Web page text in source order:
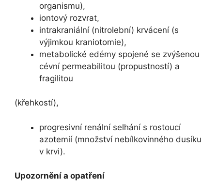
organismu),
iontový rozvrat,
intrakraniální (nitrolební) krvácení (s
výjimkou kraniotomie),
metabolické edémy spojené se zvýšenou
cévní permeabilitou (propustností) a
fragilitou
(křehkostí),
progresivní renální selhání s rostoucí
azotemií (množství nebílkovinného dusíku
v krvi).
Upozornění a opatření